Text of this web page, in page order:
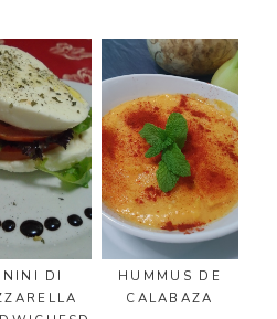
DI
HUMMUS DE
CALABAZA